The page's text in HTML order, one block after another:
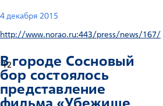
4 декабря 2015
http://www.norao.ru:443/press/news/167/
12
В городе Сосновый
бор состоялось
представление